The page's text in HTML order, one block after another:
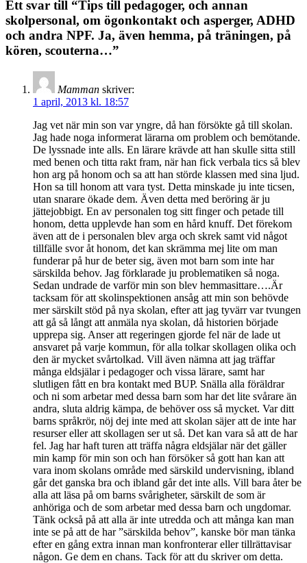
Ett svar till “Tips till pedagoger, och annan
skolpersonal, om ögonkontakt och asperger, ADHD
och andra NPF. Ja, även hemma, på träningen, på
kören, scouterna…”
Mamman skriver:
1 april, 2013 kl. 18:57
Jag vet när min son var yngre, då han försökte gå till skolan.
Jag hade noga informerat lärarna om problem och bemötande.
De lyssnade inte alls. En lärare krävde att han skulle sitta still
med benen och titta rakt fram, när han fick verbala tics så blev
hon arg på honom och sa att han störde klassen med sina ljud.
Hon sa till honom att vara tyst. Detta minskade ju inte ticsen,
utan snarare ökade dem. Även detta med beröring är ju
jättejobbigt. En av personalen tog sitt finger och petade till
honom, detta upplevde han som en hård knuff. Det förekom
även att de i personalen blev arga och skrek samt vid något
tillfälle svor åt honom, det kan skrämma mej lite om man
funderar på hur de beter sig, även mot barn som inte har
särskilda behov. Jag förklarade ju problematiken så noga.
Sedan undrade de varför min son blev hemmasittare….Är
tacksam för att skolinspektionen ansåg att min son behövde
mer särskilt stöd på nya skolan, efter att jag tyvärr var tvungen
att gå så långt att anmäla nya skolan, då historien började
upprepa sig. Anser att regeringen gjorde fel när de lade ut
ansvaret på varje kommun, för alla tolkar skollagen olika och
den är mycket svårtolkad. Vill även nämna att jag träffar
många eldsjälar i pedagoger och vissa lärare, samt har
slutligen fått en bra kontakt med BUP. Snälla alla föräldrar
och ni som arbetar med dessa barn som har det lite svårare än
andra, sluta aldrig kämpa, de behöver oss så mycket. Var ditt
barns språkrör, nöj dej inte med att skolan säjer att de inte har
resurser eller att skollagen ser ut så. Det kan vara så att de har
fel. Jag har haft turen att träffa några eldsjälar när det gäller
min kamp för min son och han försöker så gott han kan att
vara inom skolans område med särskild undervisning, ibland
går det ganska bra och ibland går det inte alls. Vill bara åter be
alla att läsa på om barns svårigheter, särskilt de som är
anhöriga och de som arbetar med dessa barn och ungdomar.
Tänk också på att alla är inte utredda och att många kan man
inte se på att de har ”särskilda behov”, kanske bör man tänka
efter en gång extra innan man konfronterar eller tillrättavisar
någon. Ge dem en chans. Tack för att du skriver om detta.